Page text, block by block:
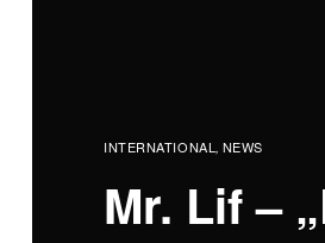
INTERNATIONAL NEWS
Mr. Lif –